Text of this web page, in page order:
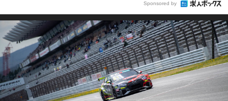
Sponsored by